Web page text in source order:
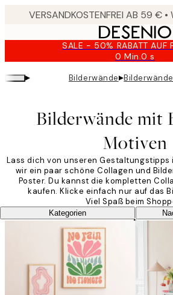
SALE - 50% RABATT AUF
0 Min.0 s
Gültig
bis:
2026-
▸ Bilderwände▸
Bilderwände mit
Motiven
Lass dich von unseren Gestaltungstipps
wir ein paar schöne Collagen und
Poster. Du kannst die kompletten
kaufen. Klicke einfach nur auf das
Viel Spaß beim
Kategorien